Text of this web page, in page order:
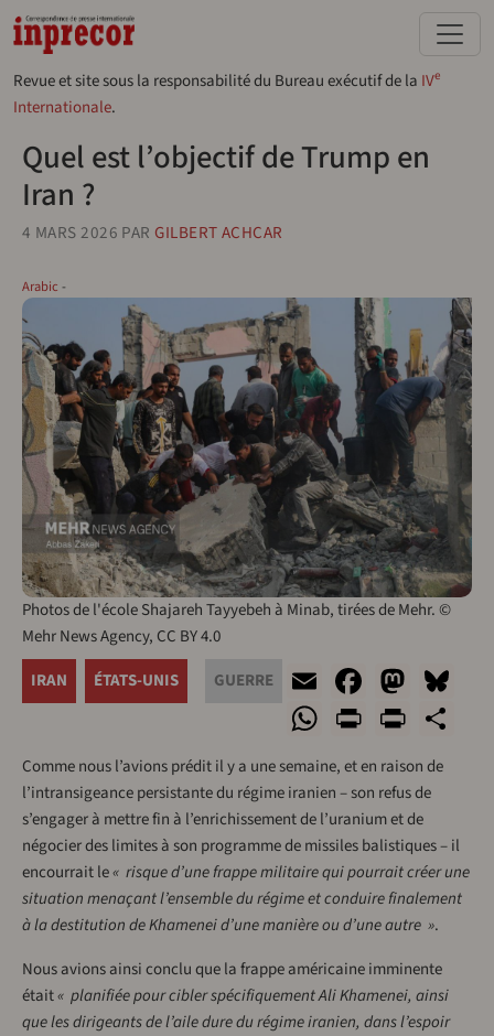
Aller au contenu principal
Revue et site sous la responsabilité du Bureau exécutif de la IVe
Internationale.
Quel est l’objectif de Trump en
Iran ?
4 MARS 2026 PAR GILBERT ACHCAR
Arabic
Photos de l'école Shajareh Tayyebeh à Minab, tirées de Mehr. ©
Mehr News Agency, CC BY 4.0
IRAN
ÉTATS-UNIS GUERRE Email
WhatsApp
Print
Comme nous l’avions prédit il y a une semaine, et en raison de
l’intransigeance persistante du régime iranien – son refus de
s’engager à mettre fin à l’enrichissement de l’uranium et de
négocier des limites à son programme de missiles balistiques – il
encourrait le« risque d’une frappe militaire qui pourrait créer une
situation menaçant l’ensemble du régime et conduire finalement
à la destitution de Khamenei d’une manière ou d’une autre ».
Nous avions ainsi conclu que la frappe américaine imminente
était« planifiée pour cibler spécifiquement Ali Khamenei, ainsi
que les dirigeants de l’aile dure du régime iranien, dans l’espoir